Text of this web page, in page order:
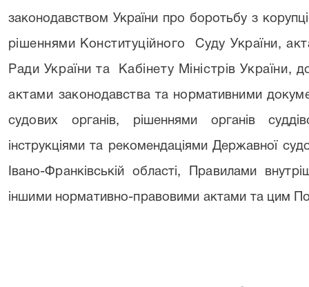
законодавством України про боротьбу з
рішеннями Конституційного Суду України,
Ради України та Кабінету Міністрів України,
актамизаконодавства та нормативними
судових органів, рішеннями органів
інструкціями та рекомендаціями Державної
Івано-Франківській області, Правилами
іншими нормативно-правовими актами та цим